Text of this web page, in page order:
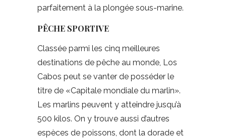
parfaitement à la plongée sous-marine.
PÊCHE SPORTIVE
Classée parmi les cinq meilleures
destinations de pêche au monde, Los
Cabos peut se vanter de posséder le
titre de «Capitale mondiale du marlin».
Les marlins peuvent y atteindre jusqu’à
500 kilos. On y trouve aussi d’autres
espèces de poissons, dont la dorade et